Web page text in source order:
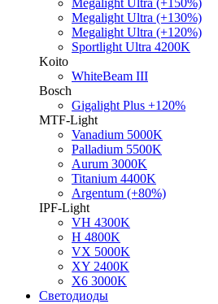
Megalight Ultra (+150%)
Megalight Ultra (+130%)
Megalight Ultra (+120%)
Sportlight Ultra 4200K
Koito
WhiteBeam III
Bosch
Gigalight Plus +120%
MTF-Light
Vanadium 5000K
Palladium 5500K
Aurum 3000K
Titanium 4400K
Argentum (+80%)
IPF-Light
VH 4300K
H 4800K
VX 5000K
XY 2400K
X6 3000K
Светодиоды